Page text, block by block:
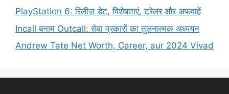
PlayStation 6: रिलीज़ डेट, विशेषताएं, ट्रेलर और अफवाहें
Incall बनाम Outcall: सेवा प्रकारों का तुलनात्मक अध्ययन
Andrew Tate Net Worth, Career, aur 2024 Vivad